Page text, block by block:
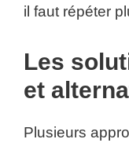
il faut répéter
Les
et
Plusieurs